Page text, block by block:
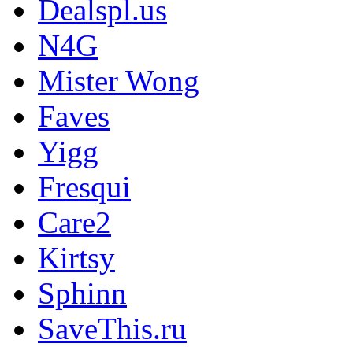
Dealspl.us
N4G
Mister Wong
Faves
Yigg
Fresqui
Care2
Kirtsy
Sphinn
SaveThis.ru